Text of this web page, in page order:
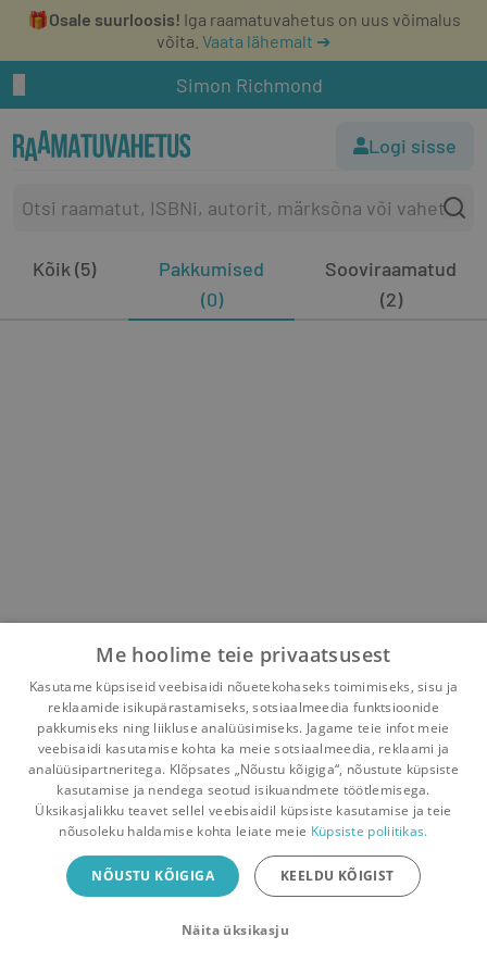
🎁Osale suurloosis! Iga raamatuvahetus on uus võimalus
võita. Vaata lähemalt ➔
Simon Richmond
Logi sisse
Kõik (5)
Pakkumised
(0)
Sooviraamatud
(2)
Pealehele Ostukorv Sõnumid Teated Konto
Raamatuvahetuse mobiiliäpp
Vaheta raamatuid veelgi mugavamalt!
Me hoolime teie privaatsusest
Kasutame küpsiseid veebisaidi nõuetekohaseks toimimiseks, sisu ja
reklaamide isikupärastamiseks, sotsiaalmeedia funktsioonide
pakkumiseks ning liikluse analüüsimiseks. Jagame teie infot meie
veebisaidi kasutamise kohta ka meie sotsiaalmeedia, reklaami ja
analüüsipartneritega. Klõpsates „Nõustu kõigiga“, nõustute küpsiste
kasutamise ja nendega seotud isikuandmete töötlemisega.
Üksikasjalikku teavet sellel veebisaidil küpsiste kasutamise ja teie
nõusoleku haldamise kohta leiate meie Küpsiste poliitikas.
NÕUSTU KÕIGIGA KEELDU KÕIGIST
Näita üksikasju